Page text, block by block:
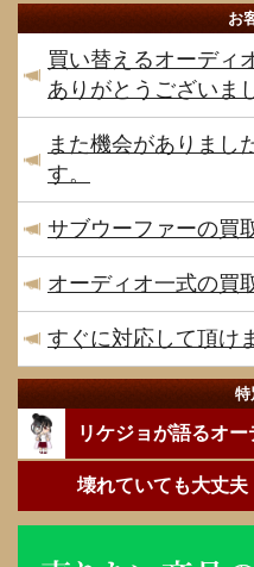
お
買い替えるオーディ
ありがとうございま
また機会がありまし
す。
サブウーファーの買
オーディオ一式の買
すぐに対応して頂け
特
リケジョが語るオ
壊れていても大丈夫